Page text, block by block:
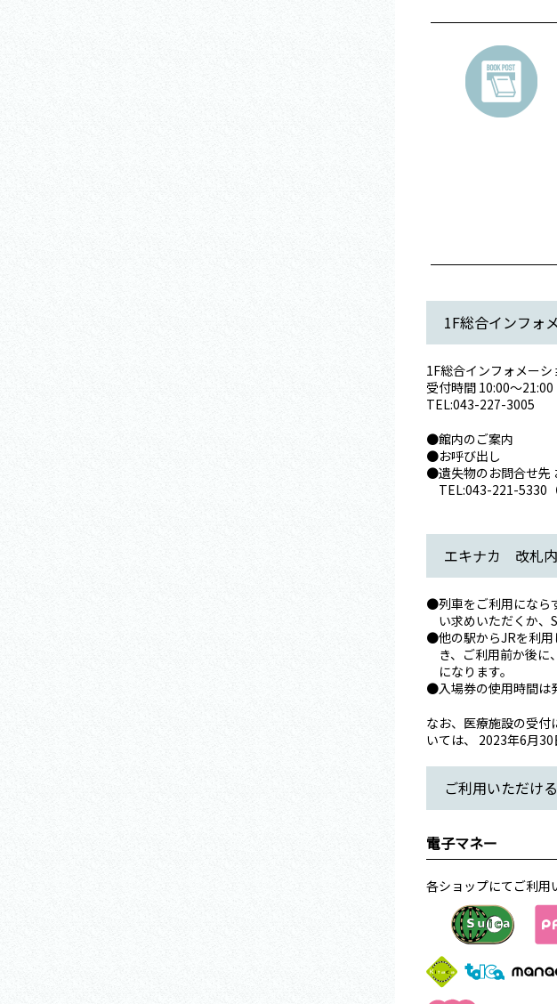
1F総合インフォ
1F総合インフォメーシ
受付時間 10:00～21:00
TEL:043-227-3005
●館内のご案内​
●お呼び出し
●遺失物のお問合せ先
TEL:043-221-5330
エキナカ 改札内
●列車をご利用になら
い求めいただくか、
●他の駅からJRを利用
き、ご利用前か後に
になります。
●入場券の使用時間は
なお、医療施設の受付
いては、 2023年6月30
ご利用いただけ
電子マネー
各ショップにてご利用